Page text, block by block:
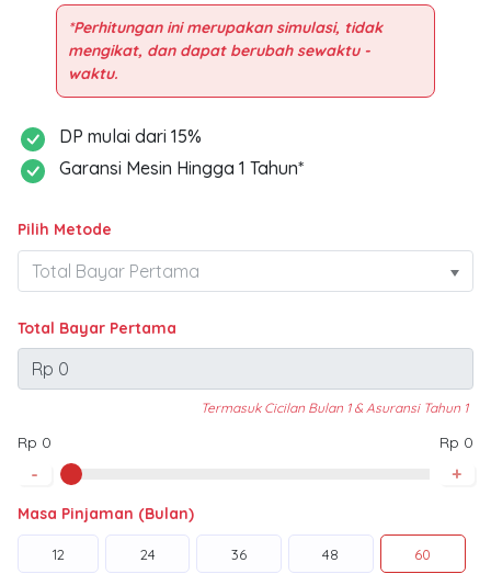
*Perhitungan ini merupakan simulasi, tidak
mengikat, dan dapat berubah sewaktu -
DP mulai dari 15%
Garansi Mesin Hingga 1 Tahun*
Pilih Metode
Total Bayar Pertama
Termasuk Cicilan Bulan 1 & Asuransi Tahun 1
Rp 0 Rp 0
- +
Masa Pinjaman (Bulan)
12 24 36 48 60